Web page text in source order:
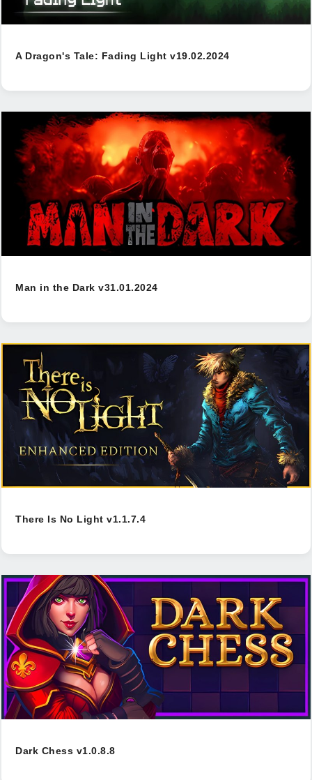
A Dragon's Tale: Fading Light v19.02.2024
Man in the Dark v31.01.2024
There Is No Light v1.1.7.4
Dark Chess v1.0.8.8